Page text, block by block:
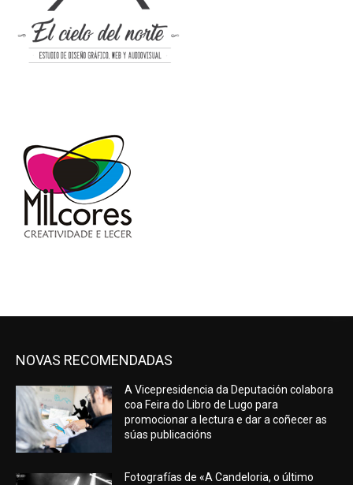
NOVAS RECOMENDADAS
A Vicepresidencia da Deputación colabora
coa Feira do Libro de Lugo para
promocionar a lectura e dar a coñecer as
súas publicacións
Fotografías de «A Candeloria, o último